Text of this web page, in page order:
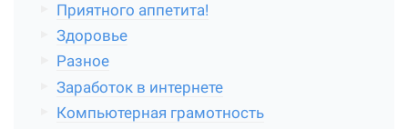
Приятного аппетита!
Здоровье
Разное
Заработок в интернете
Компьютерная грамотность